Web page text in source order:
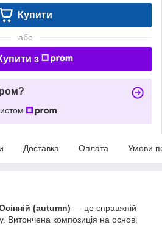
Купити
або
з
Доставка Оплата Умови
(autumn) — це справжній
Витончена композиція на основі